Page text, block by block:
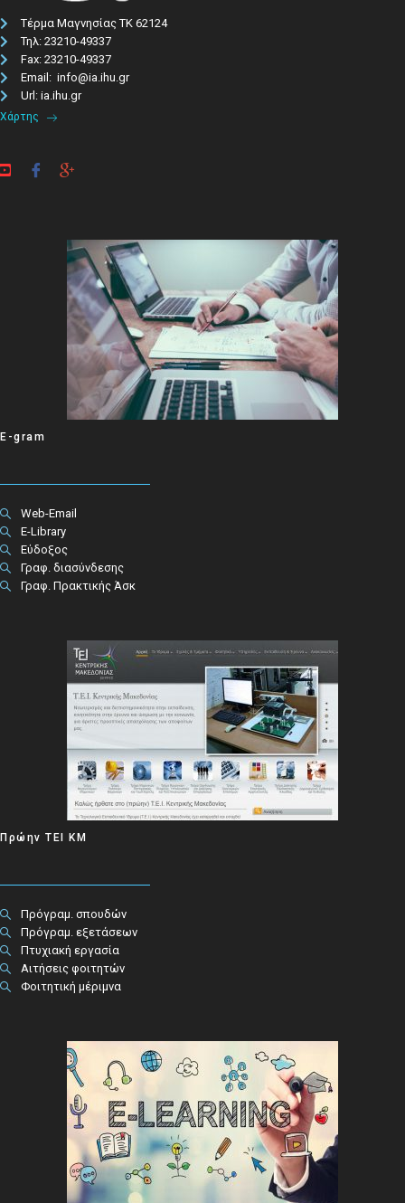
Τέρμα Μαγνησίας ΤΚ 62124
Τηλ: 23210-49337​
Fax: 23210-49337
Email: info@ia.ihu.gr
Url: ia.ihu.gr
Χάρτης
E-gram
Web-Email
E-Library
Εύδοξος
Γραφ. διασύνδεσης
Γραφ. Πρακτικής Άσκ
Πρώην ΤΕΙ ΚΜ
Πρόγραμ. σπουδών
Πρόγραμ. εξετάσεων
Πτυχιακή εργασία
Αιτήσεις φοιτητών
Φοιτητική μέριμνα